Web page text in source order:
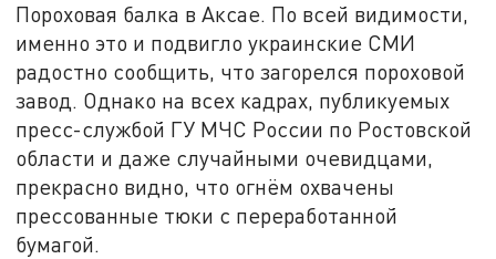
Пороховая балка в Аксае. По всей видимости,
именно это и подвигло украинские СМИ
радостно сообщить, что загорелся пороховой
завод. Однако на всех кадрах, публикуемых
пресс-службой ГУ МЧС России по Ростовской
области и даже случайными очевидцами,
прекрасно видно, что огнём охвачены
прессованные тюки с переработанной
бумагой.